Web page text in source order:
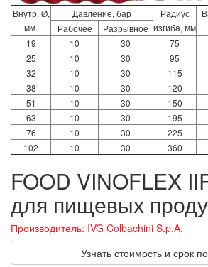
Внутр. Ø,
мм.
Давление, бар
Радиус
изгиба, мм
Рабочее
Разрывное
19
10 30 75
25
10 30 95
32
10 30 115
38
10 30 120
51
10 30 150
63
10 30 195
76
10 30 225
102
10 30 360
FOOD VINOFLEX
для пищевых
Производитель: IVG Colbachini S.p.A.
Узнать стоимость и срок